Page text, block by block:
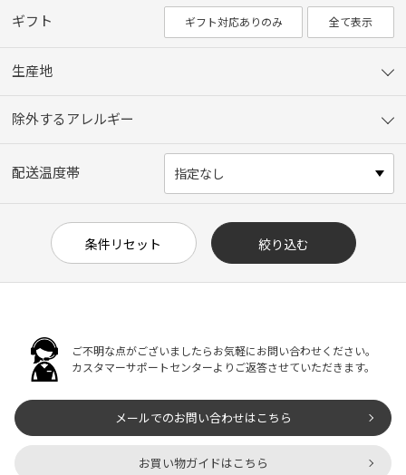
ギフト ギフト対応ありのみ 全て表示
生産地
除外するアレルギー
配送温度帯
ご不明な点がございましたらお気軽にお問い合わせください。
カスタマーサポートセンターよりご返答させていただきます。
メールでのお問い合わせはこちら
お買い物ガイドはこちら